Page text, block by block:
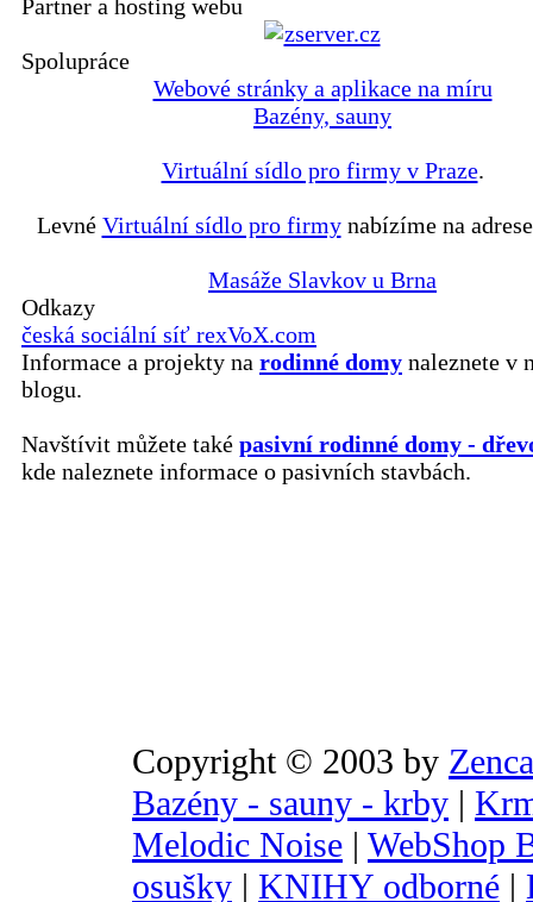
Partner a hosting webu
Spolupráce
Webové stránky a aplikace na míru
Bazény, sauny
Virtuální sídlo pro firmy v Praze.
Levné Virtuální sídlo pro firmynabízíme na
Masáže Slavkov u Brna
Odkazy
česká sociální síť rexVoX.com
Informace a projekty na rodinné domy naleznete v
blogu.
Navštívit můžete také pasivní rodinné domy -
kde naleznete informace o pasivních stavbách.
Copyright © 2003 by
Bazény - sauny - krby |
Melodic Noise | WebShop
osušky | KNIHY odborné |